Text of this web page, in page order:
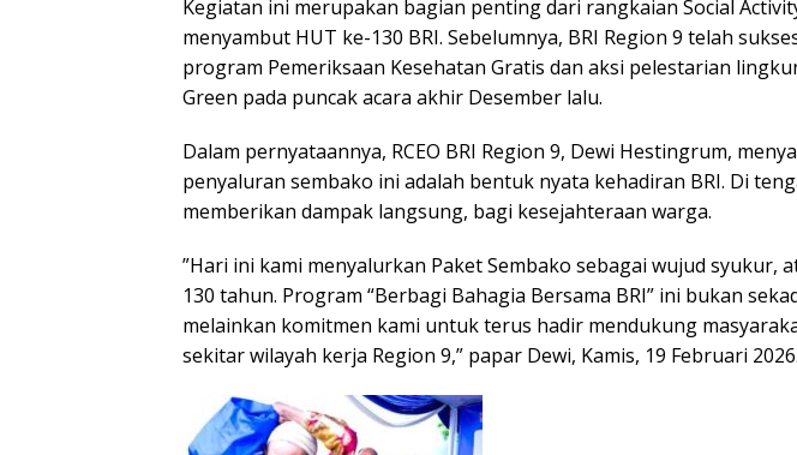
​Kegiatan ini merupakan bagian penting dari rangkaian Social
menyambut HUT ke-130 BRI. Sebelumnya, BRI Region 9 telah
program Pemeriksaan Kesehatan Gratis dan aksi pelestarian
Green pada puncak acara akhir Desember lalu.
​Dalam pernyataannya, RCEO BRI Region 9, Dewi Hestingrum,
penyaluran sembako ini adalah bentuk nyata kehadiran BRI. Di
memberikan dampak langsung, bagi kesejahteraan warga.
​”Hari ini kami menyalurkan Paket Sembako sebagai wujud syukur,
130 tahun. Program “Berbagi Bahagia Bersama BRI” ini bukan
melainkan komitmen kami untuk terus hadir mendukung
sekitar wilayah kerja Region 9,” papar Dewi, Kamis, 19 Februari 2026.